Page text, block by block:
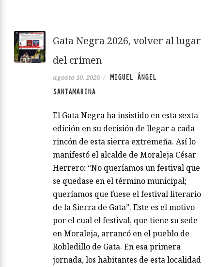
Gata Negra 2026, volver al lugar
del crimen
agosto 10, 2026 / MIGUEL ÁNGEL
SANTAMARINA
El Gata Negra ha insistido en esta sexta
edición en su decisión de llegar a cada
rincón de esta sierra extremeña. Así lo
manifestó el alcalde de Moraleja César
Herrero: “No queríamos un festival que
se quedase en el término municipal;
queríamos que fuese el festival literario
de la Sierra de Gata”. Este es el motivo
por el cual el festival, que tiene su sede
en Moraleja, arrancó en el pueblo de
Robledillo de Gata. En esa primera
jornada, los habitantes de esta localidad